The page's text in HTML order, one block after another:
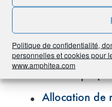
Politique de confidentialité,
personnelles et cookies pour
www.amphitea.com
Allocation
Allocation
Allocation de